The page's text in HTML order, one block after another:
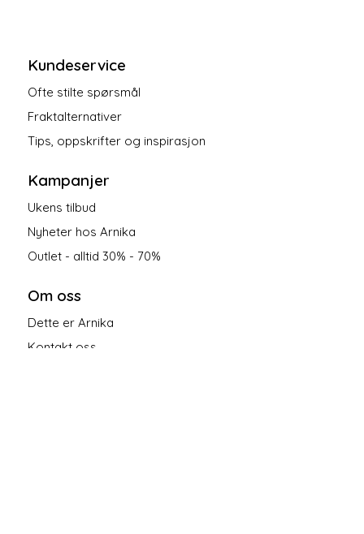
Kundeservice
Ofte stilte spørsmål
Fraktalternativer
Tips, oppskrifter og inspirasjon
Kampanjer
Ukens tilbud
Nyheter hos Arnika
Outlet - alltid 30% - 70%
Om oss
Dette er Arnika
Kontakt oss